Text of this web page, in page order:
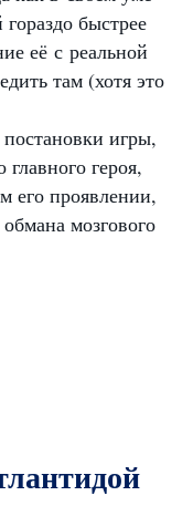
быстрее
её с реальной
там (хотя это
игры,
героя,
его проявлении,
мозгового